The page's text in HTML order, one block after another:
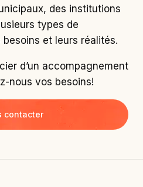
des institutions
types de
et leurs réalités.
d’un accompagnement
nous vos besoins!
contacter